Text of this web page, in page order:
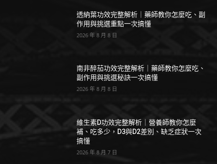
透納葉功效完整解析｜藥師教你怎麼吃、副
作用與挑選重點一次搞懂
2026 年 8 月 8 日
南非醉茄功效完整解析｜藥師教你怎麼吃、
副作用與挑選秘訣一次搞懂
2026 年 8 月 8 日
維生素D功效完整解析｜營養師教你怎麼
補、吃多少，D3與D2差別、缺乏症狀一次
搞懂
2026 年 8 月 7 日